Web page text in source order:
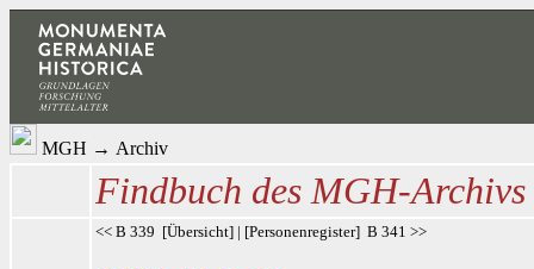
MGH → Archiv
Findbuch des MGH-Archivs
<< B 339 [Übersicht] | [Personenregister] B 341 >>